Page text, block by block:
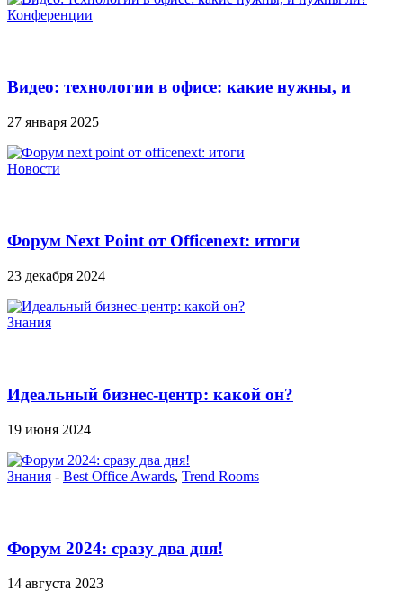
Конференции
Видео: технологии в офисе: какие нужны, и
27 января 2025
Новости
Форум Next Point от Officenext: итоги
23 декабря 2024
Знания
Идеальный бизнес-центр: какой он?
19 июня 2024
Знания - Best Office Awards, Trend Rooms
Форум 2024: сразу два дня!
14 августа 2023